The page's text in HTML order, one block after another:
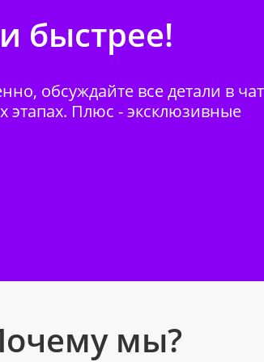
быстрее!
обсуждайте все детали в
этапах. Плюс - эксклюзивные
мы?